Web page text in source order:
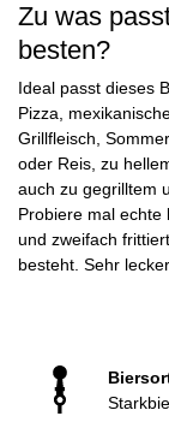
Zu was
besten?
Ideal passt dieses
Pizza,
Grillfleisch,
oder Reis, zu
auch zu gegrilltem
Probiere mal echte
und zweifach
besteht. Sehr